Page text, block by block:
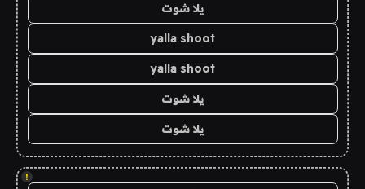
يلا شوت
yalla shoot
yalla shoot
يلا شوت
يلا شوت
!